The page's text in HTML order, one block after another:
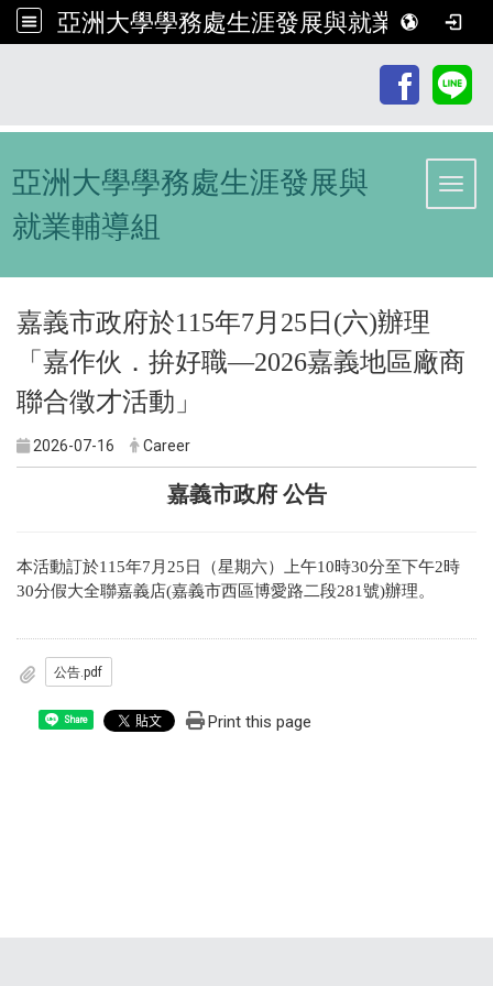
亞洲大學學務處生涯發展與就業輔導組
亞洲大學學務處生涯發展與
就業輔導組
嘉義市政府於115年7月25日(六)辦理
「嘉作伙．拚好職—2026嘉義地區廠商
聯合徵才活動」
2026-07-16 Career
嘉義市政府 公告
本活動訂於115年7月25日（星期六）上午10時30分至下午2時
30分假大全聯嘉義店(嘉義市西區博愛路二段281號)辦理。
公告.pdf
Share Print this page